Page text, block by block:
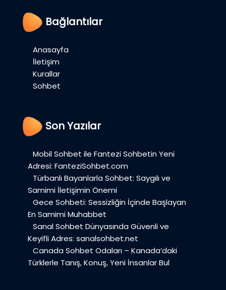
Bağlantılar
Anasayfa
İletişim
Kurallar
Sohbet
Son Yazılar
Mobil Sohbet ile Fantezi Sohbetin Yeni
Adresi: FanteziSohbet.com
Türbanlı Bayanlarla Sohbet: Saygılı ve
Samimi İletişimin Önemi
Gece Sohbeti: Sessizliğin İçinde Başlayan
En Samimi Muhabbet
Sanal Sohbet Dünyasında Güvenli ve
Keyifli Adres: sanalsohbet.net
Canada Sohbet Odaları – Kanada’daki
Türklerle Tanış, Konuş, Yeni İnsanlar Bul